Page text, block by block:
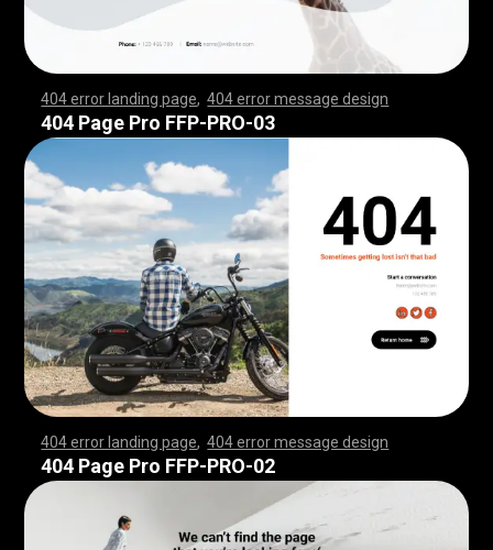
404 error landing page ,404 error message design
,,,,,,,,,,,,,,,,,,,,,,,, ,,,,,,,,,,,,,,,,,,,,,,,,,,,,
,,,,,,,,,,,,,,,,,,,,,,,, ,,,,,,,,,,,,,,,,,,,,,,,,,,,,
,,,,,,,,,,,,,,,,,,,,,,,, ,,,,,,,,,,,,,,,,,,,,,,,,,,,,
,,,,,,,,,,,,,,,,,,,,,,,, ,,,,,,,,,,,,,,,,,,,,,,,,,,,,
,,,,,,,,,,,,,,,,,,,,,,,, ,,,,,,,,,,,,,,,,,,,,,,,,,,,,
,,,,,,,,,,,,,,,,,,,,,,,, ,,,,,,,,,,,,,,,,,,,,,,,,,,,,
,,,,,,,,,,,,,,,,,,,,,,,, ,,,,,,,,,,,,,,,,,,,,,,,,,,,,
,,,,,,,,,,,,,,,,,,,,,,,, ,,,,,,,,,,,,,,,,,,,,,,,,,,,,
404 Page Pro FFP-PRO-03
404 error landing page ,404 error message design
,,,,,,,,,,,,,,,,,,,,,,,, ,,,,,,,,,,,,,,,,,,,,,,,,,,,,
,,,,,,,,,,,,,,,,,,,,,,,, ,,,,,,,,,,,,,,,,,,,,,,,,,,,,
,,,,,,,,,,,,,,,,,,,,,,,, ,,,,,,,,,,,,,,,,,,,,,,,,,,,,
,,,,,,,,,,,,,,,,,,,,,,,, ,,,,,,,,,,,,,,,,,,,,,,,,,,,,
,,,,,,,,,,,,,,,,,,,,,,,, ,,,,,,,,,,,,,,,,,,,,,,,,,,,,
,,,,,,,,,,,,,,,,,,,,,,,, ,,,,,,,,,,,,,,,,,,,,,,,,,,,,
,,,,,,,,,,,,,,,,,,,,,,,, ,,,,,,,,,,,,,,,,,,,,,,,,,,,,
,,,,,,,,,,,,,,,,,,,,,,,, ,,,,,,,,,,,,,,,,,,,,,,,,,,,,
404 Page Pro FFP-PRO-02